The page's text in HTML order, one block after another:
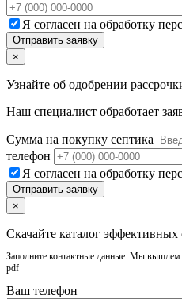
Я согласен на обработку
×
Узнайте об одобрении
Наш специалист обработает
Сумма на покупку септика
телефон
Я согласен на обработку
×
Скачайте каталог эффективных
Заполните контактные данные. Мы
pdf
Ваш телефон